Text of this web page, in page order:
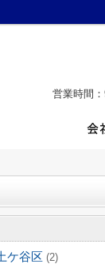
営業時間
ケ谷区 (2)